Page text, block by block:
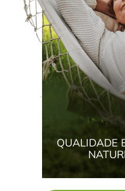
QUALIDADE